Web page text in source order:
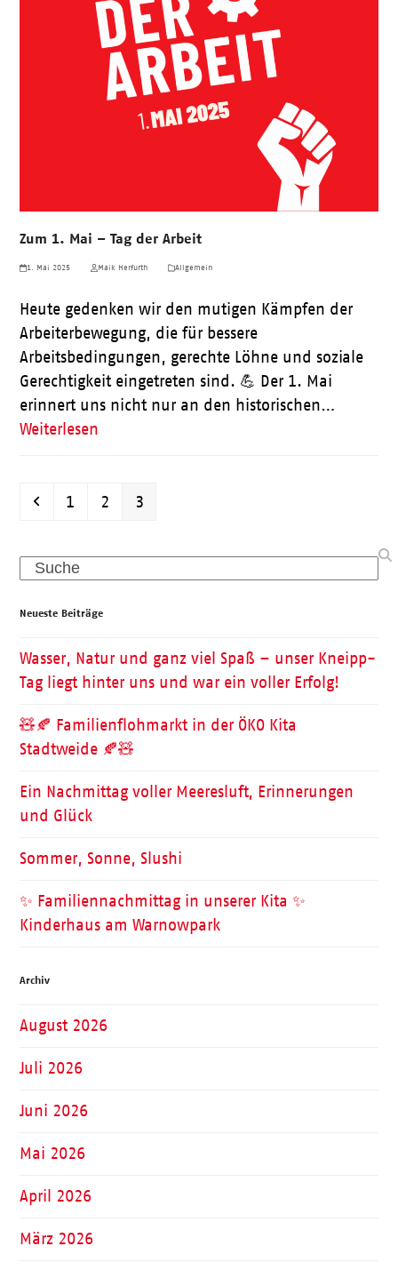
Zum 1. Mai – Tag der Arbeit
1. Mai 2025 Maik Herfurth Allgemein
Heute gedenken wir den mutigen Kämpfen der
Arbeiterbewegung, die für bessere
Arbeitsbedingungen, gerechte Löhne und soziale
Gerechtigkeit eingetreten sind. 💪 Der 1. Mai
erinnert uns nicht nur an den historischen…
Weiterlesen
Vorheriger
Seite
1 Seite
2 Seite
3
Search
Neueste Beiträge
Wasser, Natur und ganz viel Spaß – unser Kneipp-
Tag liegt hinter uns und war ein voller Erfolg!
🧸🍂 Familienflohmarkt in der ÖKO Kita
Stadtweide 🍂🧸
Ein Nachmittag voller Meeresluft, Erinnerungen
und Glück
Sommer, Sonne, Slushi
✨ Familiennachmittag in unserer Kita ✨
Kinderhaus am Warnowpark
Archiv
August 2026
Juli 2026
Juni 2026
Mai 2026
April 2026
März 2026